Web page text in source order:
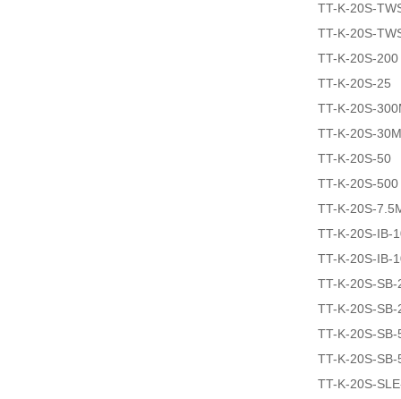
TT-K-20S-
TT-K-20S-
TT-K-20S-200
TT-K-20S-25
TT-K-20S-
TT-K-20S-30M
TT-K-20S-50
TT-K-20S-500
TT-K-20S-
TT-K-20S-IB-
TT-K-20S-IB-
TT-K-20S-SB-
TT-K-20S-SB-
TT-K-20S-SB-
TT-K-20S-SB-
TT-K-20S-